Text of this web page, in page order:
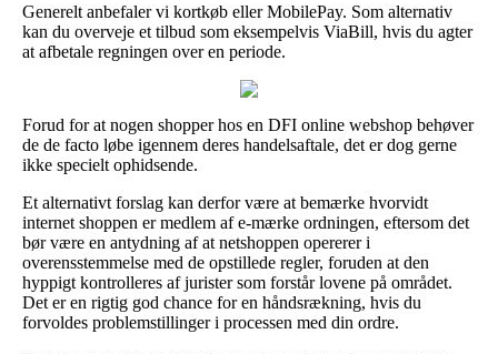
Generelt anbefaler vi kortkøb eller MobilePay. Som alternativ
kan du overveje et tilbud som eksempelvis ViaBill, hvis du agter
at afbetale regningen over en periode.
Forud for at nogen shopper hos en DFI online webshop behøver
de de facto løbe igennem deres handelsaftale, det er dog gerne
ikke specielt ophidsende.
Et alternativt forslag kan derfor være at bemærke hvorvidt
internet shoppen er medlem af e-mærke ordningen, eftersom det
bør være en antydning af at netshoppen opererer i
overensstemmelse med de opstillede regler, foruden at den
hyppigt kontrolleres af jurister som forstår lovene på området.
Det er en rigtig god chance for en håndsrækning, hvis du
forvoldes problemstillinger i processen med din ordre.